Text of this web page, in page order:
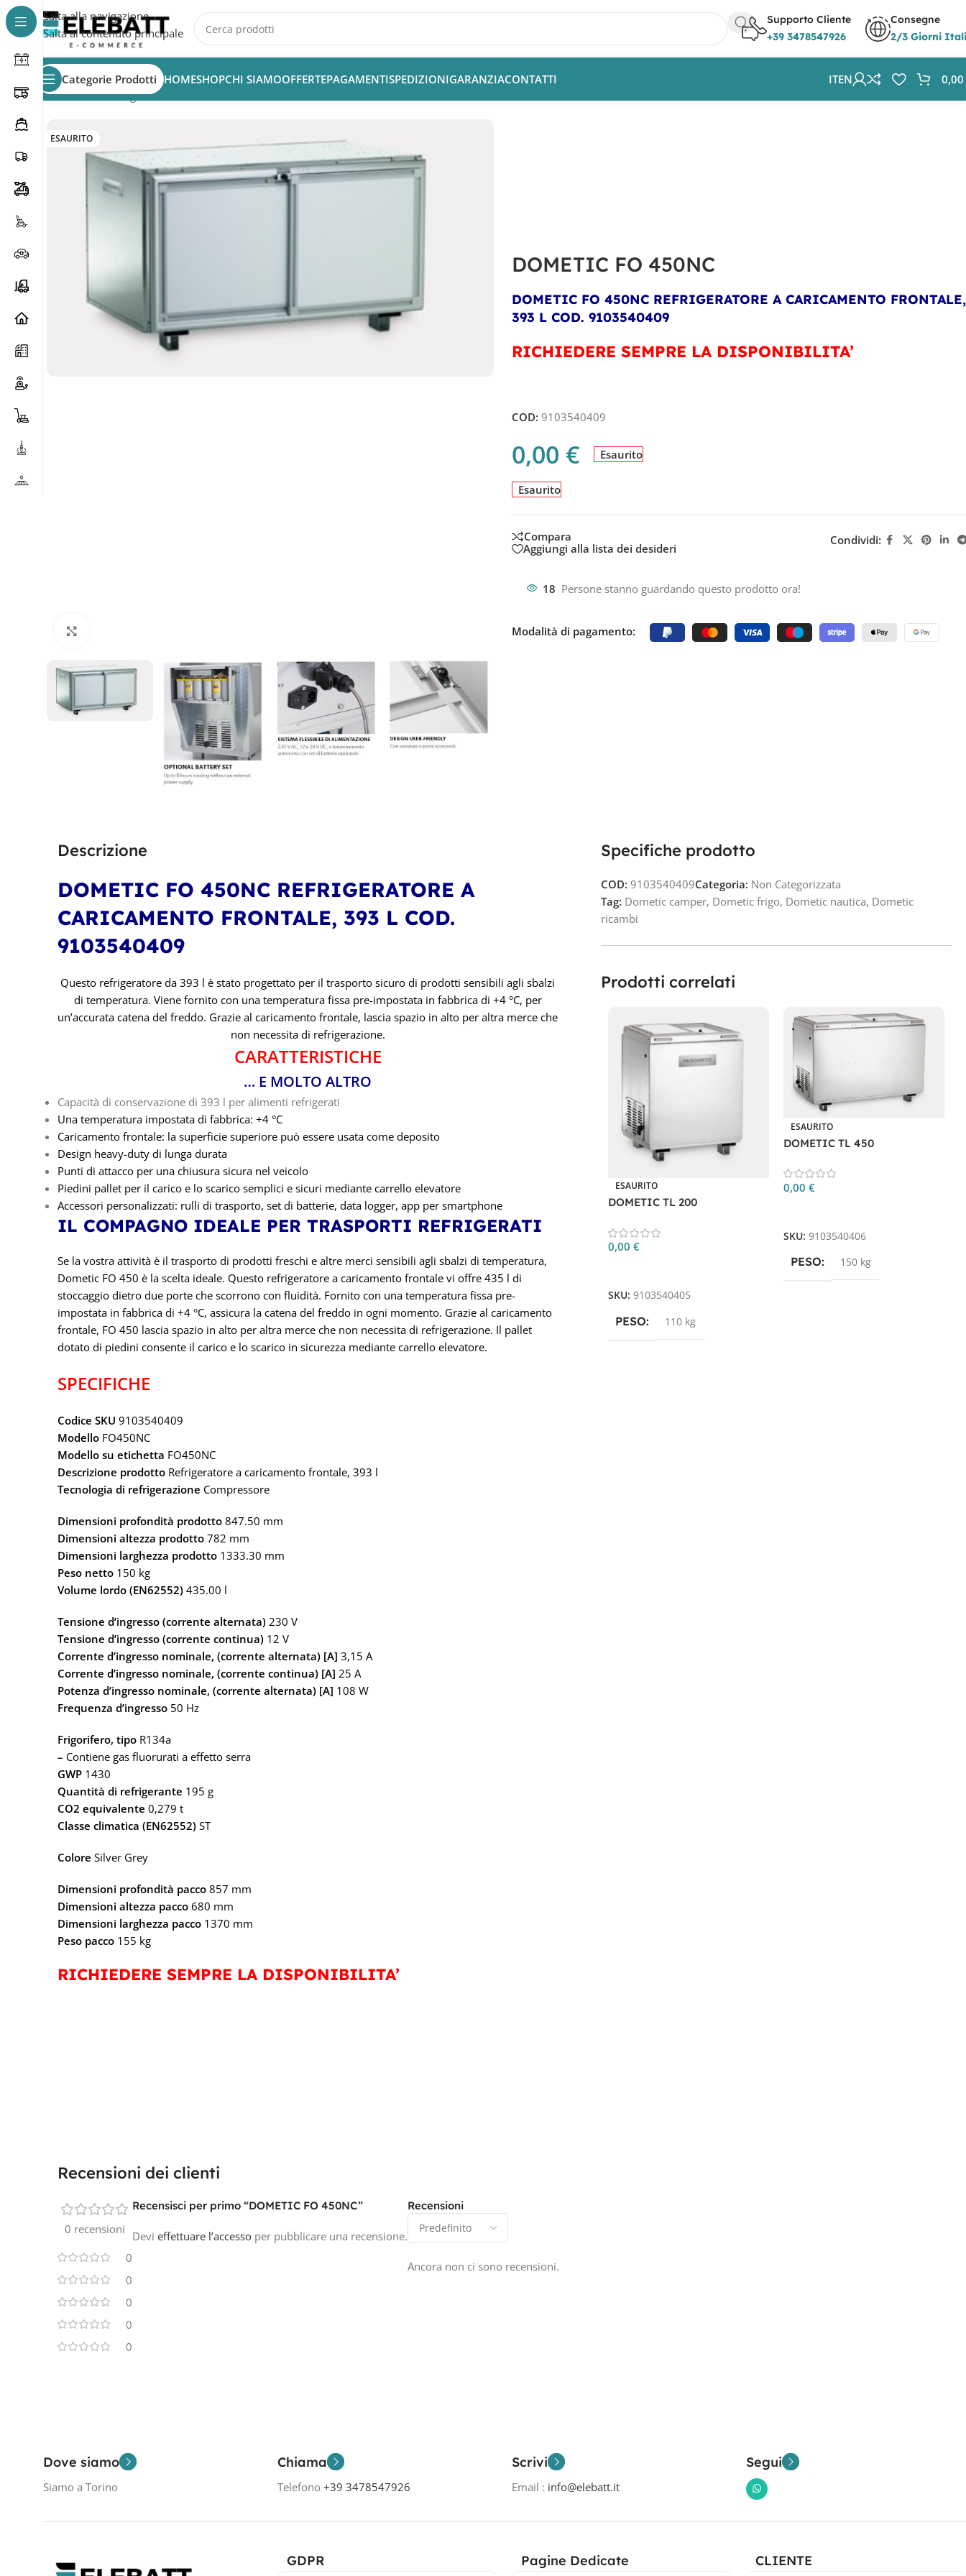
Salta alla navigazione
Salta al contenuto principale
Supporto Cliente
+39 3478547926
Consegne
2/3 Giorni
Categorie Prodotti HOMESHOPCHI SIAMOOFFERTEPAGAMENTISPEDIZIONIGARANZIACONTATTI ITEN
0,00
Home/Non Categorizzata
ESAURITO
DOMETIC FO 450NC
DOMETIC FO 450NC REFRIGERATORE A CARICAMENTO FRONTALE,
393 L COD. 9103540409
RICHIEDERE SEMPRE LA DISPONIBILITA’
COD: 9103540409
0,00 € Esaurito
Esaurito
Compara
Aggiungi alla lista dei desideri
Condividi:
18 Persone stanno guardando questo prodotto ora!
Modalità di pagamento:
Descrizione
DOMETIC FO 450NC REFRIGERATORE A
CARICAMENTO FRONTALE, 393 L COD.
9103540409
Questo refrigeratore da 393 l è stato progettato per il trasporto sicuro di prodotti sensibili agli sbalzi
di temperatura. Viene fornito con una temperatura fissa pre-impostata in fabbrica di +4 °C, per
un’accurata catena del freddo. Grazie al caricamento frontale, lascia spazio in alto per altra merce che
non necessita di refrigerazione.
CARATTERISTICHE
… E MOLTO ALTRO
Capacità di conservazione di 393 l per alimenti refrigerati
Una temperatura impostata di fabbrica: +4 °C
Caricamento frontale: la superficie superiore può essere usata come deposito
Design heavy-duty di lunga durata
Punti di attacco per una chiusura sicura nel veicolo
Piedini pallet per il carico e lo scarico semplici e sicuri mediante carrello elevatore
Accessori personalizzati: rulli di trasporto, set di batterie, data logger, app per smartphone
IL COMPAGNO IDEALE PER TRASPORTI REFRIGERATI
Se la vostra attività è il trasporto di prodotti freschi e altre merci sensibili agli sbalzi di temperatura,
Dometic FO 450 è la scelta ideale. Questo refrigeratore a caricamento frontale vi offre 435 l di
stoccaggio dietro due porte che scorrono con fluidità. Fornito con una temperatura fissa pre-
impostata in fabbrica di +4 °C, assicura la catena del freddo in ogni momento. Grazie al caricamento
frontale, FO 450 lascia spazio in alto per altra merce che non necessita di refrigerazione. Il pallet
dotato di piedini consente il carico e lo scarico in sicurezza mediante carrello elevatore.
SPECIFICHE
Codice SKU 9103540409
Modello FO450NC
Modello su etichetta FO450NC
Descrizione prodotto Refrigeratore a caricamento frontale, 393 l
Tecnologia di refrigerazione Compressore
Dimensioni profondità prodotto 847.50 mm
Dimensioni altezza prodotto 782 mm
Dimensioni larghezza prodotto 1333.30 mm
Peso netto 150 kg
Volume lordo (EN62552) 435.00 l
Tensione d’ingresso (corrente alternata) 230 V
Tensione d’ingresso (corrente continua) 12 V
Corrente d’ingresso nominale, (corrente alternata) [A] 3,15 A
Corrente d’ingresso nominale, (corrente continua) [A] 25 A
Potenza d’ingresso nominale, (corrente alternata) [A] 108 W
Frequenza d’ingresso 50 Hz
Frigorifero, tipo R134a
– Contiene gas fluorurati a effetto serra
GWP 1430
Quantità di refrigerante 195 g
CO2 equivalente 0,279 t
Classe climatica (EN62552) ST
Colore Silver Grey
Dimensioni profondità pacco 857 mm
Dimensioni altezza pacco 680 mm
Dimensioni larghezza pacco 1370 mm
Peso pacco 155 kg
RICHIEDERE SEMPRE LA DISPONIBILITA’
Specifiche prodotto
COD:9103540409Categoria: Non Categorizzata
Tag: Dometic camper, Dometic frigo, Dometic nautica, Dometic
ricambi
Prodotti correlati
ESAURITO
DOMETIC TL 200
0,00€
SKU:9103540405
PESO 110 kg
ESAURITO
DOMETIC TL 450
0,00€
SKU:9103540406
PESO 150 kg
Recensioni dei clienti
0 recensioni
0
0
0
0
0
Recensioni
Ancora non ci sono recensioni.
Recensisci per primo “DOMETIC FO 450NC”
Devi effettuare l’accesso per pubblicare una recensione.
Dove siamo
Siamo a Torino
Chiama
Telefono +39 3478547926
Scrivi
Email : info@elebatt.it
Segui
GDPR Pagine Dedicate CLIENTE